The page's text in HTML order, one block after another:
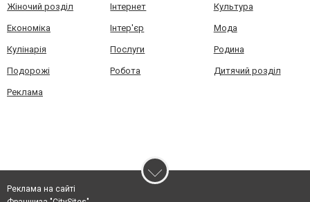
Жіночий розділ Інтернет Культура
Економіка Інтер'єр Мода
Кулінарія Послуги Родина
Подорожі Робота Дитячий розділ
Реклама
Реклама на сайті